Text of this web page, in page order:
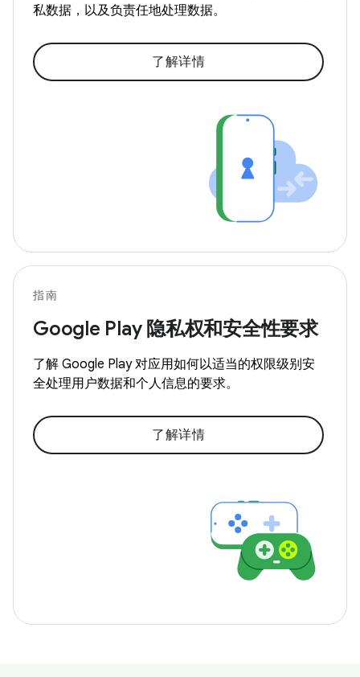
私数据，以及负责任地处理数据。
了解详情
指南
Google Play 隐私权和安全性要求
了解 Google Play 对应用如何以适当的权限级别安
全处理用户数据和个人信息的要求。
了解详情